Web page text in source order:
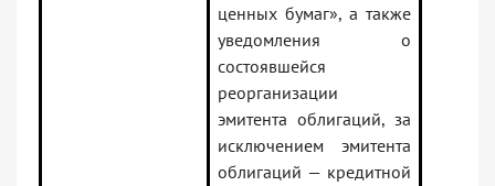
ценных бумаг», а также
уведомления о
состоявшейся
реорганизации
эмитента облигаций, за
исключением эмитента
облигаций — кредитной